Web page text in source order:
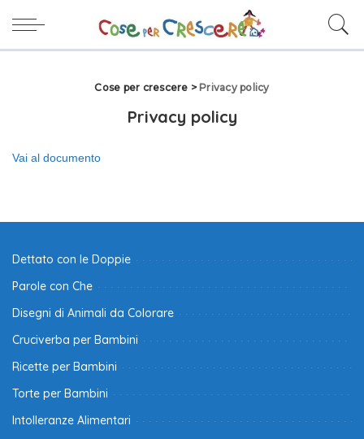
Cose per crescere > Privacy policy
Privacy policy
Vai al documento
Dettato con le Doppie
Parole con Che
Disegni di Animali da Colorare
Cruciverba per Bambini
Ricette per Bambini
Torte per Bambini
Intolleranze Alimentari